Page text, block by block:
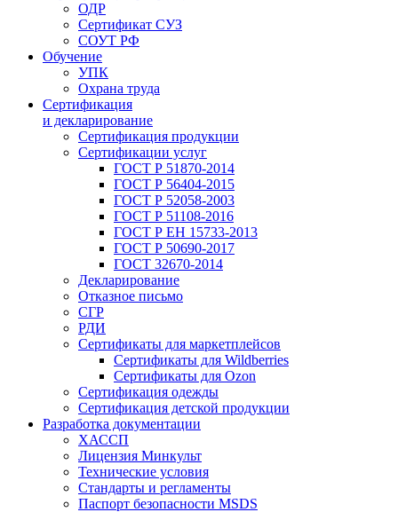
ОДР
Сертификат СУЗ
СОУТ РФ
Обучение
УПК
Охрана труда
Сертификация
и декларирование
Сертификация продукции
Сертификации услуг
ГОСТ Р 51870-2014
ГОСТ Р 56404-2015
ГОСТ Р 52058-2003
ГОСТ Р 51108-2016
ГОСТ Р ЕН 15733-2013
ГОСТ Р 50690-2017
ГОСТ 32670-2014
Декларирование
Отказное письмо
СГР
РДИ
Сертификаты для маркетплейсов
Сертификаты для Wildberries
Сертификаты для Ozon
Сертификация одежды
Сертификация детской продукции
Разработка документации
ХАССП
Лицензия Минкульт
Технические условия
Стандарты и регламенты
Паспорт безопасности MSDS